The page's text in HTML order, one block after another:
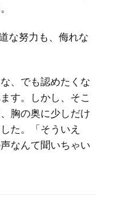
な努力も、侮れな
、でも認めたくな
す。しかし、そこ
胸の奥に少しだけ
た。「そういえ
なんて聞いちゃい